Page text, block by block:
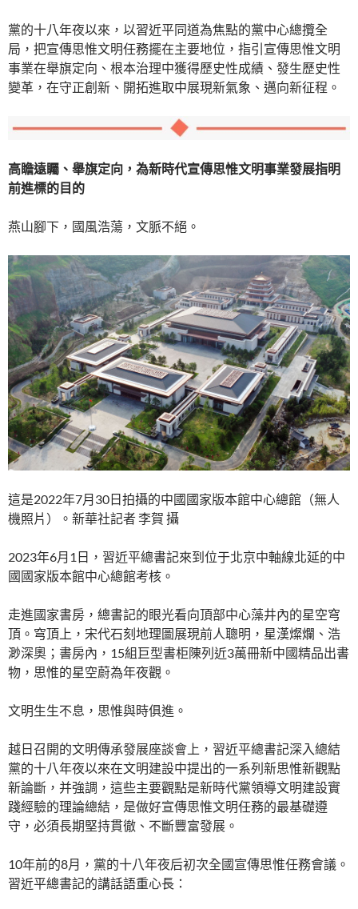
黨的十八年夜以來，以習近平同道為焦點的黨中心總攬全
局，把宣傳思惟文明任務擺在主要地位，指引宣傳思惟文明
事業在舉旗定向、根本治理中獲得歷史性成績、發生歷史性
變革，在守正創新、開拓進取中展現新氣象、邁向新征程。
高瞻遠矚、舉旗定向，為新時代宣傳思惟文明事業發展指明
前進標的目的
燕山腳下，國風浩蕩，文脈不絕。
這是2022年7月30日拍攝的中國國家版本館中心總館（無人
機照片）。新華社記者 李賀 攝
2023年6月1日，習近平總書記來到位于北京中軸線北延的中
國國家版本館中心總館考核。
走進國家書房，總書記的眼光看向頂部中心藻井內的星空穹
頂。穹頂上，宋代石刻地理圖展現前人聰明，星漢燦爛、浩
渺深奧；書房內，15組巨型書柜陳列近3萬冊新中國精品出書
物，思惟的星空蔚為年夜觀。
文明生生不息，思惟與時俱進。
越日召開的文明傳承發展座談會上，習近平總書記深入總結
黨的十八年夜以來在文明建設中提出的一系列新思惟新觀點
新論斷，并強調，這些主要觀點是新時代黨領導文明建設實
踐經驗的理論總結，是做好宣傳思惟文明任務的最基礎遵
守，必須長期堅持貫徹、不斷豐富發展。
10年前的8月，黨的十八年夜后初次全國宣傳思惟任務會議。
習近平總書記的講話語重心長：